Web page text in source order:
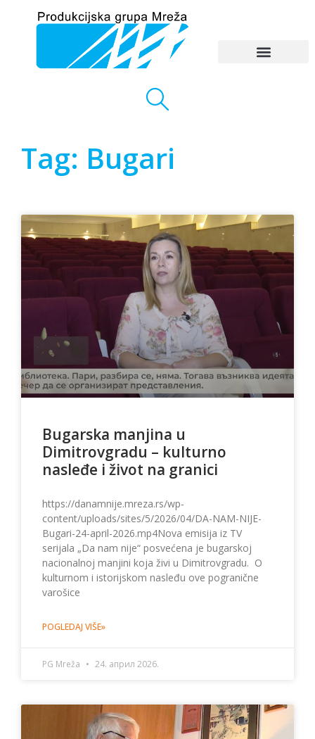
Tag: Bugari
Bugarska manjina u
Dimitrovgradu – kulturno
nasleđe i život na granici
https://danamnije.mreza.rs/wp-
content/uploads/sites/5/2026/04/DA-NAM-NIJE-
Bugari-24-april-2026.mp4Nova emisija iz TV
serijala „Da nam nije“ posvećena je bugarskoj
nacionalnoj manjini koja živi u Dimitrovgradu. O
kulturnom i istorijskom nasleđu ove pogranične
varošice
POGLEDAJ VIŠE»
PG Mreža 24. април 2026.